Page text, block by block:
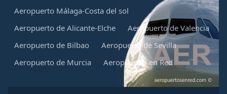
Aeropuerto Málaga-Costa del sol
Aeropuerto de Alicante-Elche
Aeropuerto de Valencia
Aeropuerto de Bilbao
Aeropuerto de Sevilla
Aeropuerto de Murcia
Aeropuertos en Red